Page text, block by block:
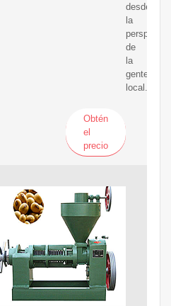
desde
la
de
la
gente
local.
Obtén
el
precio